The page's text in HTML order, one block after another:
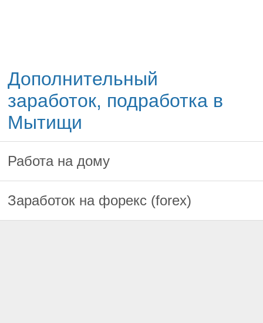
Дополнительный
заработок, подработка в
Мытищи
Работа на дому
Заработок на форекс (forex)